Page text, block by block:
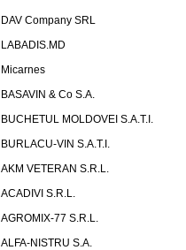
DAV Company SRL
LABADIS.MD
Micarnes
BASAVIN & Co S.A.
BUCHETUL MOLDOVEI S.A.T.I.
BURLACU-VIN S.A.T.I.
AKM VETERAN S.R.L.
ACADIVI S.R.L.
AGROMIX-77 S.R.L.
ALFA-NISTRU S.A.